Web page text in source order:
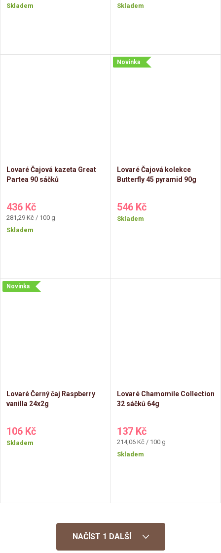
cena:
Skladem
cena:
Skladem
Lovaré Čajová kazeta Great
Partea 90 sáčků
436 Kč
Měrná
cena:
281,29 Kč / 100 g
Skladem
Novinka
Lovaré Čajová kolekce
Butterfly 45 pyramid 90g
546 Kč
Skladem
Novinka
Lovaré Černý čaj Raspberry
vanilla 24x2g
106 Kč
Skladem
Lovaré Chamomile Collection
32 sáčků 64g
137 Kč
Měrná
cena:
214,06 Kč / 100 g
Skladem
NAČÍST 1 DALŠÍ